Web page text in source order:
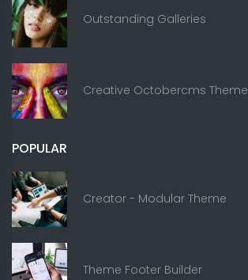
Outstanding Galleries
Creative Octobercms Theme
POPULAR
Creator - Modular Theme
Theme Footer Builder